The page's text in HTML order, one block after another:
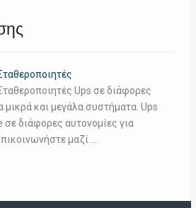
Ups σε διάφορες
μικρά και μεγάλα συστήματα. Ups
σε διάφορες αυτονομίες για
μαζί …